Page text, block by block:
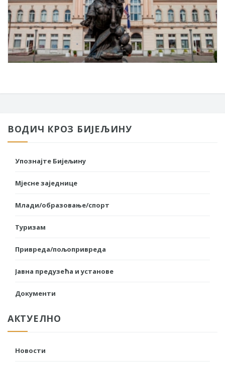
ВОДИЧ КРОЗ БИЈЕЉИНУ
Упознајте Бијељину
Мјесне заједнице
Млади/образовање/спорт
Туризам
Привреда/пољопривреда
Јавна предузећа и установе
Документи
АКТУЕЛНО
Новости